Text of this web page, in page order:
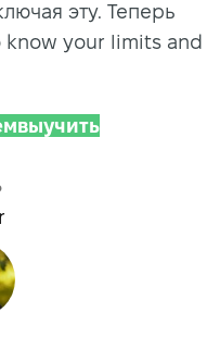
эту. Теперь
know your limits and